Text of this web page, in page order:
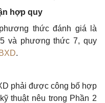
hợp quy
thức đánh giá là
và phương thức 7, quy
.
phải được công bố hợp
thuật nêu trong Phần 2